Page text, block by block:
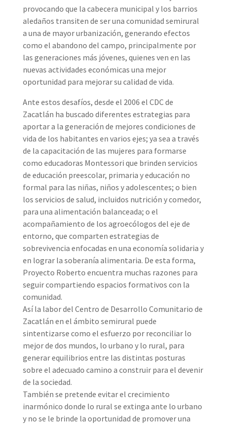
provocando que la cabecera municipal y los barrios
aledaños transiten de ser una comunidad semirural
a una de mayor urbanización, generando efectos
como el abandono del campo, principalmente por
las generaciones más jóvenes, quienes ven en las
nuevas actividades económicas una mejor
oportunidad para mejorar su calidad de vida.
Ante estos desafíos, desde el 2006 el CDC de
Zacatlán ha buscado diferentes estrategias para
aportar a la generación de mejores condiciones de
vida de los habitantes en varios ejes; ya sea a través
de la capacitación de las mujeres para formarse
como educadoras Montessori que brinden servicios
de educación preescolar, primaria y educación no
formal para las niñas, niños y adolescentes; o bien
los servicios de salud, incluidos nutrición y comedor,
para una alimentación balanceada; o el
acompañamiento de los agroecólogos del eje de
entorno, que comparten estrategias de
sobrevivencia enfocadas en una economía solidaria y
en lograr la soberanía alimentaria. De esta forma,
Proyecto Roberto encuentra muchas razones para
seguir compartiendo espacios formativos con la
comunidad.
Así la labor del Centro de Desarrollo Comunitario de
Zacatlán en el ámbito semirural puede
sintentizarse como el esfuerzo por reconciliar lo
mejor de dos mundos, lo urbano y lo rural, para
generar equilibrios entre las distintas posturas
sobre el adecuado camino a construir para el devenir
de la sociedad.
También se pretende evitar el crecimiento
inarmónico donde lo rural se extinga ante lo urbano
y no se le brinde la oportunidad de promover una